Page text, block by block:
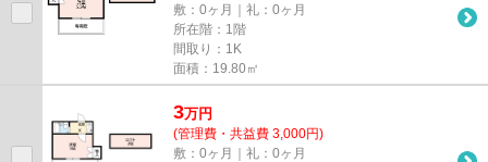
敷：0ヶ月｜礼：0ヶ月
所在階：1階
間取り：1K
面積：19.80㎡
3万円
(管理費・共益費 3,000円)
敷：0ヶ月｜礼：0ヶ月